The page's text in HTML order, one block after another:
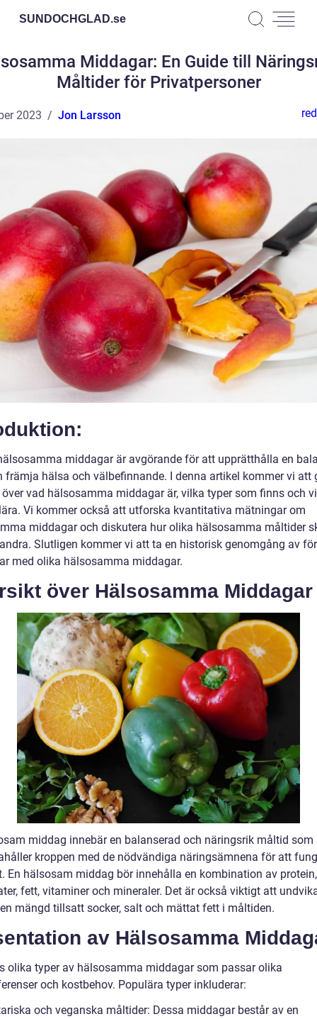
SUNDOCHGLAD.se
Middagar: En Guide till
Måltider för Privatpersoner
2023 Jon Larsson
middagar är avgörande för att upprätthålla en
främja hälsa och välbefinnande. I denna artikel kommer vi att
vad hälsosamma middagar är, vilka typer som finns och
Vi kommer också att utforska kvantitativa mätningar om
middagar och diskutera hur olika hälsosamma måltider
Slutligen kommer vi att ta en historisk genomgång av
med olika hälsosamma middagar.
över Hälsosamma Middagar
middag innebär en balanserad och näringsrik måltid som
kroppen med de nödvändiga näringsämnena för att
En hälsosam middag bör innehålla en kombination av protein,
fett, vitaminer och mineraler. Det är också viktigt att
mängd tillsatt socker, salt och mättat fett i måltiden.
av Hälsosamma
olika typer av hälsosamma middagar som passar olika
och kostbehov. Populära typer inkluderar:
och veganska måltider: Dessa middagar består av en